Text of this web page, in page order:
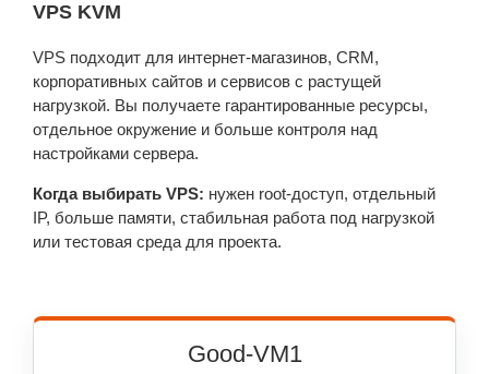
VPS KVM
VPS подходит для интернет-магазинов, CRM,
корпоративных сайтов и сервисов с растущей
нагрузкой. Вы получаете гарантированные ресурсы,
отдельное окружение и больше контроля над
настройками сервера.
Когда выбирать VPS: нужен root-доступ, отдельный
IP, больше памяти, стабильная работа под нагрузкой
или тестовая среда для проекта.
Good-VM1